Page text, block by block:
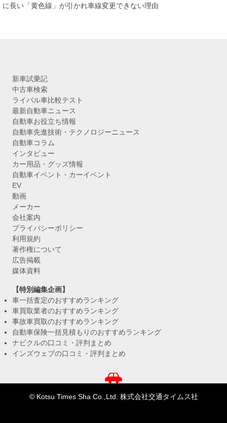
ブ
に長い「黄色線」が引かれ車線変更できない理由
新車試乗記
中古車検索
ライバル車比較テスト
最新自動車ニュース
自動車お役立ち情報
自動車先進技術・テクノロジーニュース
自動車コラム
インタビュー
カー用品・グッズ情報
自動車イベント・カーイベント
EV
動画
メーカー
会社案内
プライバシーポリシー
利用規約
著作権について
広告掲載
媒体資料
【特別編集企画】
車一括査定のおすすめランキング
車買取業者のおすすめランキング
事故車買取のおすすめランキング
自動車保険一括見積もりのおすすめランキング
ナビクルの口コミ・評判まとめ
インズウェブの口コミ・評判まとめ
© Kotsu Times Sha Co.,Ltd. 株式会社交通タイムス社